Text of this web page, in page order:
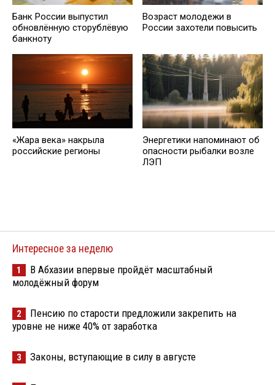
Банк России выпустил
обновлённую сторублёвую
банкноту
Возраст молодежи в
России захотели повысить
«Жара века» накрыла
российские регионы
Энергетики напоминают об
опасности рыбалки возле
ЛЭП
Интересное за неделю
1
В Абхазии впервые пройдёт масштабный
молодёжный форум
2
Пенсию по старости предложили закрепить на
уровне не ниже 40% от заработка
3 Законы, вступающие в силу в августе